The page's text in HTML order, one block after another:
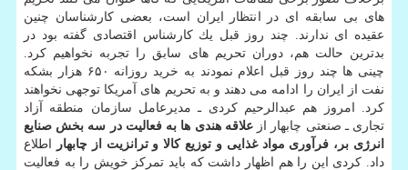
های بی سابقه ای در انتظار ایران است، بعضی كارشناسان چنین
عقیده ای ندارند. چند روز قبل یك كارشناس اقتصادی گفته بود در
بدترین حالت هم، دوران تحریم های سابق را تجربه نخواهیم كرد.
چینی ها چند روز قبل اعلام نمودند به خرید روزانه ۶۵۰ هزار بشكه
نفت از ایران را ادامه می دهند و به تحریم های آمریكا توجهی نخواهند
كرد. امروز هم عبدالرحیم كردی ـ مدیرعامل سازمان منطقه آزاد
تجاری ـ صنعتی چابهار ازعلاقه هندی ها به فعالیت در سه بخش صنایع
انرژی بر، فرآوری مواد غذایی و توزیع كالا و ترانزیت از چابهار
اطلاع
داد. كردی این را هم اظهار داشت كه باید تمركز خویش را به فعالیت